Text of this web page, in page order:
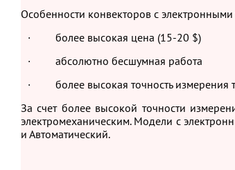
Особенности конвекторов с электронными
· более высокая цена (15-20 $)
· абсолютно бесшумная работа
· более высокая точность измерения
За счет более высокой точности
электромеханическим. Модели с
и Автоматический.